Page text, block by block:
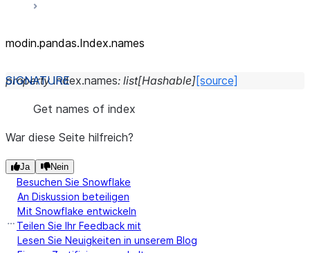
modin.pandas.Index.names
property Index.names: list[Hashable][source]
Get names of index
War diese Seite hilfreich?
Ja Nein
Besuchen Sie Snowflake
An Diskussion beteiligen
Mit Snowflake entwickeln
Teilen Sie Ihr Feedback mit
Lesen Sie Neuigkeiten in unserem Blog